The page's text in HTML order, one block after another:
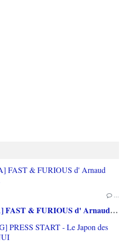
…
[REVUE LIVRE CINEMA] FAST & FURIOUS d' Arnaud BRIAND aux éditions CASA